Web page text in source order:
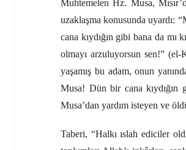
Muhtemelen Hz. Musa,
uzaklaşma konusunda uyardı:
cana kıydığın gibi bana da
olmayı arzuluyorsun sen!” (el-
yaşamış bu adam, onun
Musa! Dün bir cana
Musa’dan yardım isteyen ve
Taberi, “Halkı ıslah ediciler